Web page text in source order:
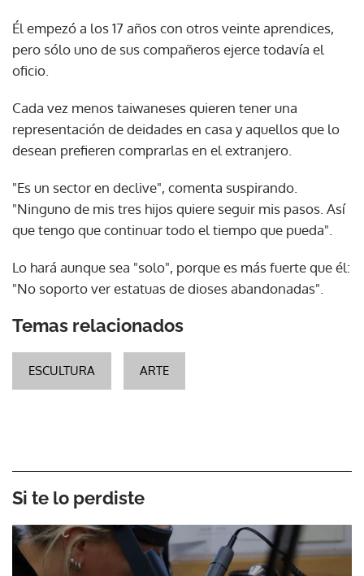
Él empezó a los 17 años con otros veinte aprendices,
pero sólo uno de sus compañeros ejerce todavía el
oficio.
Cada vez menos taiwaneses quieren tener una
representación de deidades en casa y aquellos que lo
desean prefieren comprarlas en el extranjero.
"Es un sector en declive", comenta suspirando.
"Ninguno de mis tres hijos quiere seguir mis pasos. Así
que tengo que continuar todo el tiempo que pueda".
Lo hará aunque sea "solo", porque es más fuerte que él:
"No soporto ver estatuas de dioses abandonadas".
Temas relacionados
ESCULTURA ARTE
Si te lo perdiste